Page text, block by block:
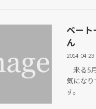
ベート
ん
2014-04-23
来る5
気になり
す。